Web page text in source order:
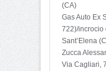
(CA)
Gas Auto Ex
722)/incrocio
Sant’Elena
Zucca
Via Cagliari,